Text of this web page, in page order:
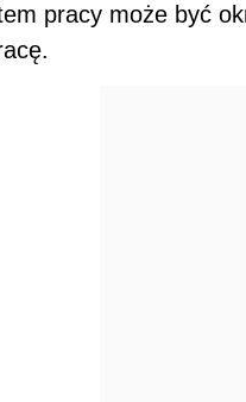
pracy może być